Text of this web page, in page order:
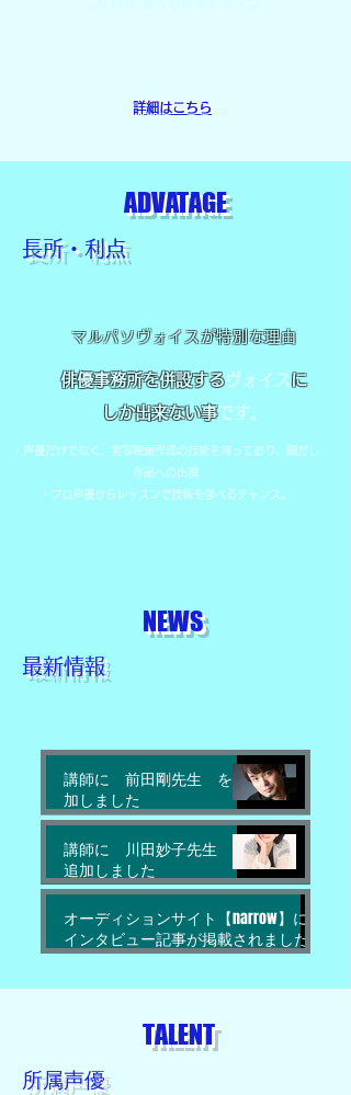
詳細はこちら
ADVATAGE
​長所・利点
俳優事務所を併設するヴォイスに
しか出来ない事です。
マルパソヴォイスが特別な理由
・声優だけでなく、実写映画作成の技術を持っており、顔だし
作品への出演
・プロ声優からレッスンで技術を学べるチャンス。
NEWS
最新情報
講師に 前田剛先生 を追
加しました
講師に 川田妙子先生 を
追加しました
オーディションサイト【narrow】に
インタビュー記事が掲載されました
​TALENT
​所属声優